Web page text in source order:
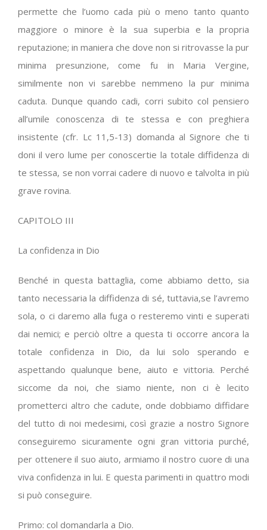
permette che l’uomo cada più o meno tanto quanto
maggiore o minore è la sua superbia e la propria
reputazione; in maniera che dove non si ritrovasse la pur
minima presunzione, come fu in Maria Vergine,
similmente non vi sarebbe nemmeno la pur minima
caduta. Dunque quando cadi, corri subito col pensiero
all’umile conoscenza di te stessa e con preghiera
insistente (cfr. Lc 11,5-13) domanda al Signore che ti
doni il vero lume per conoscertie la totale diffidenza di
te stessa, se non vorrai cadere di nuovo e talvolta in più
grave rovina.
CAPITOLO III
La confidenza in Dio
Benché in questa battaglia, come abbiamo detto, sia
tanto necessaria la diffidenza di sé, tuttavia,se l’avremo
sola, o ci daremo alla fuga o resteremo vinti e superati
dai nemici; e perciò oltre a questa ti occorre ancora la
totale confidenza in Dio, da lui solo sperando e
aspettando qualunque bene, aiuto e vittoria. Perché
siccome da noi, che siamo niente, non ci è lecito
prometterci altro che cadute, onde dobbiamo diffidare
del tutto di noi medesimi, così grazie a nostro Signore
conseguiremo sicuramente ogni gran vittoria purché,
per ottenere il suo aiuto, armiamo il nostro cuore di una
viva confidenza in lui. E questa parimenti in quattro modi
si può conseguire.
Primo: col domandarla a Dio.